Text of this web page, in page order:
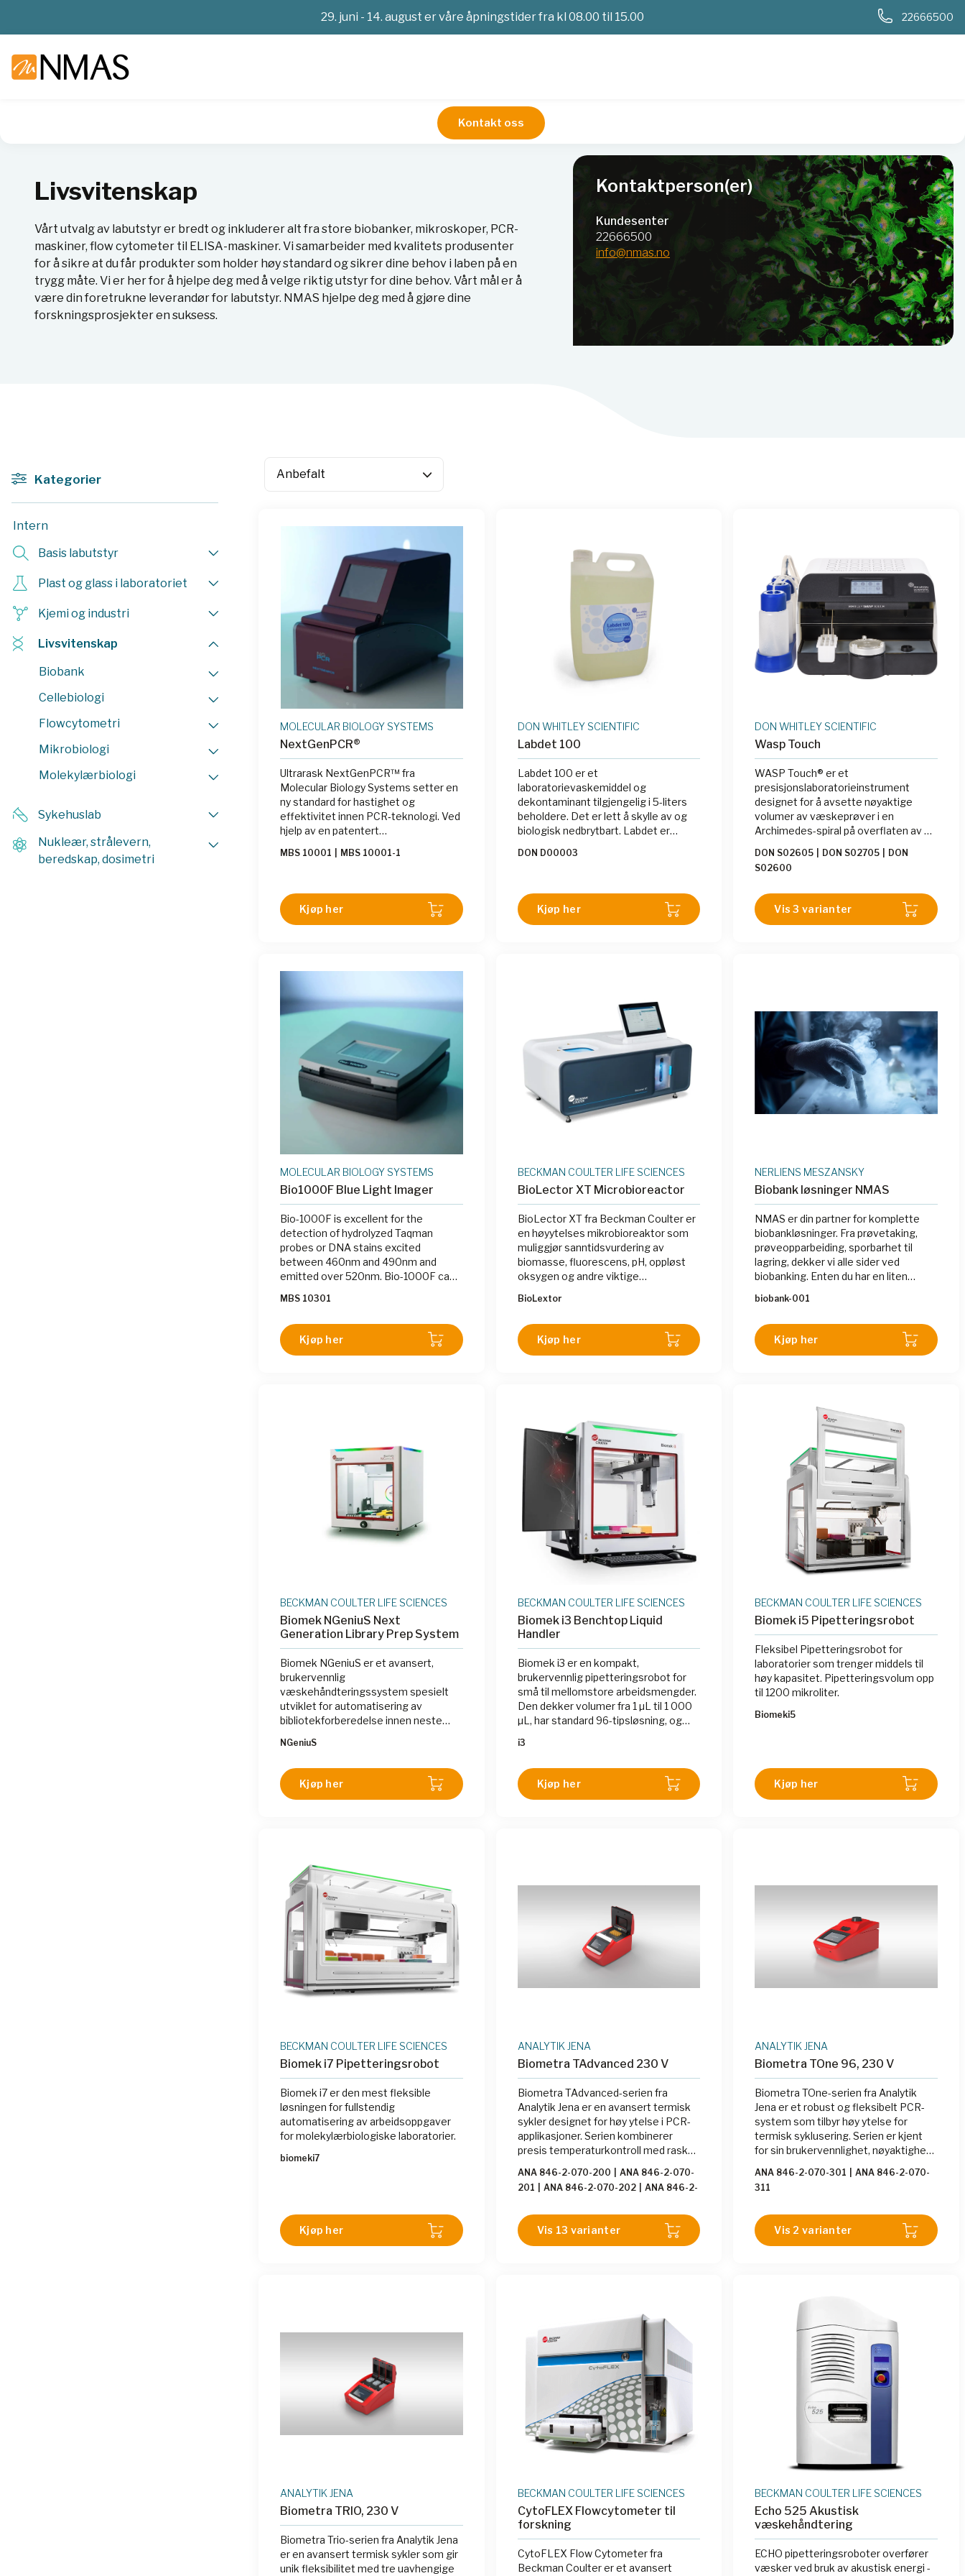
29. juni - 14. august er våre åpningstider fra kl 08.00 til 15.00 22666500
Kontakt oss
Livsvitenskap
Vårt utvalg av labutstyr er bredt og inkluderer alt fra store biobanker, mikroskoper, PCR-
maskiner, flow cytometer til ELISA-maskiner. Vi samarbeider med kvalitets produsenter
for å sikre at du får produkter som holder høy standard og sikrer dine behov i laben på en
trygg måte. Vi er her for å hjelpe deg med å velge riktig utstyr for dine behov. Vårt mål er å
være din foretrukne leverandør for labutstyr. NMAS hjelpe deg med å gjøre dine
forskningsprosjekter en suksess.
Kontaktperson(er)
Kundesenter
22666500
info@nmas.no
Kategorier
Intern
Basis labutstyr
Plast og glass i laboratoriet
Kjemi og industri
Livsvitenskap
Biobank
Cellebiologi
Flowcytometri
Mikrobiologi
Molekylærbiologi
Sykehuslab
Nukleær, strålevern,
beredskap, dosimetri
MOLECULAR BIOLOGY SYSTEMS
NextGenPCR®
Ultrarask NextGenPCR™ fra
Molecular Biology Systems setter en
ny standard for hastighet og
effektivitet innen PCR‑teknologi. Ved
hjelp av en patentert
instrumentet gjennomføre en full
Varmeteknologien til NextGenPCR™
systemer eliminerer «ramping-time»
elongeringsstegene uten å korte
betydelig mindre energiforbruk enn
tradisjonelle termocyclere da det ikke
er behov for å varme opp og kjøle ned
peltier-element mellom syklusene.
MBS 10001 MBS 10001-1
Kjøp her
DON WHITLEY SCIENTIFIC
Labdet 100
Labdet 100 er et
laboratorievaskemiddel og
dekontaminant tilgjengelig i 5-liters
beholdere. Det er lett å skylle av og
biologisk nedbrytbart. Labdet er
hypoklorittløsninger for å lage et
DON D00003
Kjøp her
DON WHITLEY SCIENTIFIC
Wasp Touch
WASP Touch® er et
presisjonslaboratorieinstrument
designet for å avsette nøyaktige
volumer av væskeprøver i en
Archimedes-spiral på overflaten av en
godt dokumentert og validert som en
effektiv metode for telling av
DON S02605 DON S02705
DON
S02600
Vis 3 varianter
MOLECULAR BIOLOGY SYSTEMS
Bio1000F Blue Light Imager
Bio-1000F is excellent for the
detection of hydrolyzed Taqman
probes or DNA stains excited
between 460nm and 490nm and
emitted over 520nm. Bio-1000F can
endpoint PCR or agarose gels View
microplates​ Detects amplicons from
PCR starting with 1 copy/ul or DNA in
MBS 10301
Kjøp her
BECKMAN COULTER LIFE SCIENCES
BioLector XT Microbioreactor
BioLector XT fra Beckman Coulter er
en høyytelses mikrobioreaktor som
muliggjør sanntidsvurdering av
biomasse, fluorescens, pH, oppløst
oksygen og andre viktige
basert på et standard ANSI/SLAS
benytter online, forhåndskalibrerte
optiske sensorer for nøyaktige
BioLextor
Kjøp her
NERLIENS MESZANSKY
Biobank løsninger NMAS
NMAS er din partner for komplette
biobankløsninger. Fra prøvetaking,
prøveopparbeiding, sporbarhet til
lagring, dekker vi alle sider ved
biobanking. Enten du har en liten
prøver, vet vi at alle dine prøver er
løsninger der du ikke behøver å gå på
kompromiss med kvalitet, men kan
biobank-001
Kjøp her
BECKMAN COULTER LIFE SCIENCES
Biomek NGeniuS Next
Generation Library Prep System
Biomek NGeniuS er et avansert,
brukervennlig
væskehåndteringssystem spesielt
utviklet for automatisering av
bibliotekforberedelse innen neste
Systemet er ideelt for laboratorier
redusert behov for manuell
håndtering. Med en intuitiv
prosesser. En omfattende samling av
demonstrerte NGS-
prøveforberedelsesprotokoller følger
med, noe som muliggjør rask oppstart
NGeniuS
Kjøp her
BECKMAN COULTER LIFE SCIENCES
Biomek i3 Benchtop Liquid
Handler
Biomek i3 er en kompakt,
brukervennlig pipetteringsrobot for
små til mellomstore arbeidsmengder.
Den dekker volumer fra 1 µL til 1 000
µL, har standard 96-tipsløsning, og
utvidelser og automatisering. Ideell
automatisering uten kompleksitet.
i3
Kjøp her
BECKMAN COULTER LIFE SCIENCES
Biomek i5 Pipetteringsrobot
Fleksibel Pipetteringsrobot for
laboratorier som trenger middels til
høy kapasitet. Pipetteringsvolum opp
til 1200 mikroliter.
Biomeki5
Kjøp her
BECKMAN COULTER LIFE SCIENCES
Biomek i7 Pipetteringsrobot
Biomek i7 er den mest fleksible
løsningen for fullstendig
automatisering av arbeidsoppgaver
for molekylærbiologiske laboratorier.
biomeki7
Kjøp her
ANALYTIK JENA
Biometra TAdvanced 230 V
Biometra TAdvanced-serien fra
Analytik Jena er en avansert termisk
sykler designet for høy ytelse i PCR-
applikasjoner. Serien kombinerer
presis temperaturkontroll med rask
som sikrer pålitelige og
reproduserbare resultater. TAdvanced
tillater optimalisering av PCR-
betingelser i én kjøring. Serien støtter
maksimal fleksibilitet og pålitelighet i
PCR-teknikker.
ANA 846-2-070-200
ANA 846-2-070-
201
ANA 846-2-070-202
ANA 846-2-
846-2-070-212|ANA 846-2-070-213|
ANA 846-2-070-214|ANA 846-2-070-
215|ANA 846-2-070-224|ANA 846-2-
Vis 13 varianter
ANALYTIK JENA
Biometra TOne 96, 230 V
Biometra TOne-serien fra Analytik
Jena er et robust og fleksibelt PCR-
system som tilbyr høy ytelse for
termisk syklusering. Serien er kjent
for sin brukervennlighet, nøyaktighet,
Den støtter både standard og
avanserte PCR-applikasjoner.
med ulik kapasitet og spesifikasjoner
som dekker et bredt spekter av
ANA 846-2-070-301
ANA 846-2-070-
311
Vis 2 varianter
ANALYTIK JENA
Biometra TRIO, 230 V
Biometra Trio-serien fra Analytik Jena
er en avansert termisk sykler som gir
unik fleksibilitet med tre uavhengige
BECKMAN COULTER LIFE SCIENCES
CytoFLEX Flowcytometer til
forskning
CytoFLEX Flow Cytometer fra
Beckman Coulter er et avansert
BECKMAN COULTER LIFE SCIENCES
Echo 525 Akustisk
væskehåndtering
ECHO pipetteringsroboter overfører
væsker ved bruk av akustisk energi -